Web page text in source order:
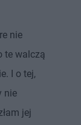
nie
te walczą
I o tej,
nie
jej